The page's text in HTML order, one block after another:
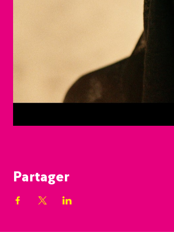
Partager